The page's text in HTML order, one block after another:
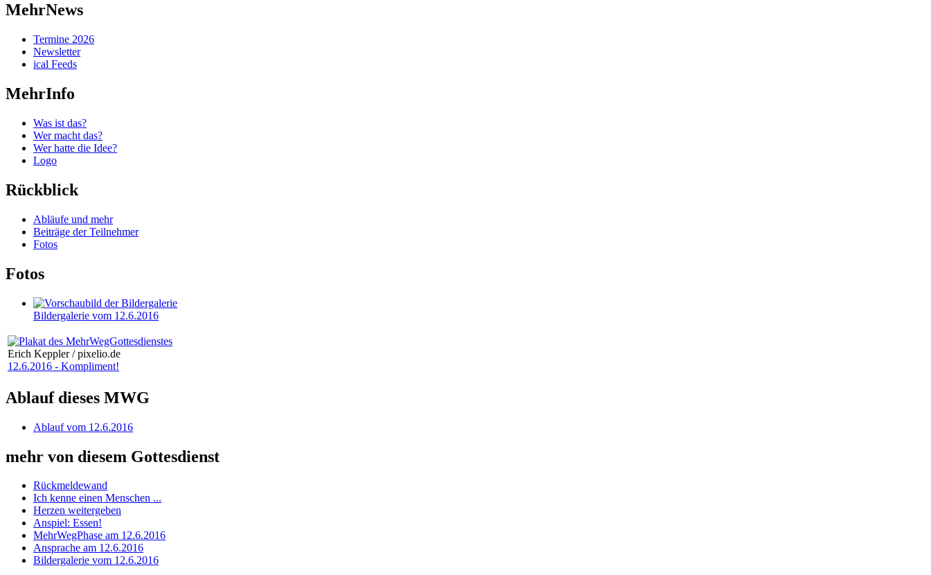
MehrNews
Termine 2026
Newsletter
ical Feeds
MehrInfo
Was ist das?
Wer macht das?
Wer hatte die Idee?
Logo
Rückblick
Abläufe und mehr
Beiträge der Teilnehmer
Fotos
Fotos
Bildergalerie vom 12.6.2016
Erich Keppler / pixelio.de
12.6.2016 - Kompliment!
Ablauf dieses MWG
Ablauf vom 12.6.2016
mehr von diesem Gottesdienst
Rückmeldewand
Ich kenne einen Menschen ...
Herzen weitergeben
Anspiel: Essen!
MehrWegPhase am 12.6.2016
Ansprache am 12.6.2016
Bildergalerie vom 12.6.2016